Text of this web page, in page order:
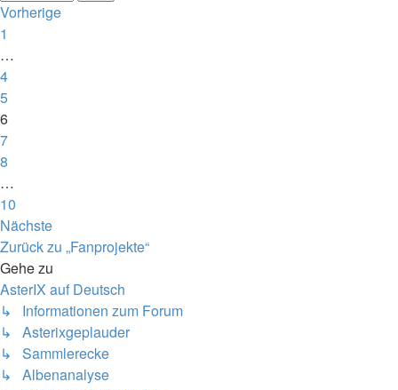
Vorherige
1
…
4
5
6
7
8
…
10
Nächste
Zurück zu „Fanprojekte“
Gehe zu
AsterIX auf Deutsch
↳ Informationen zum Forum
↳ Asterixgeplauder
↳ Sammlerecke
↳ Albenanalyse